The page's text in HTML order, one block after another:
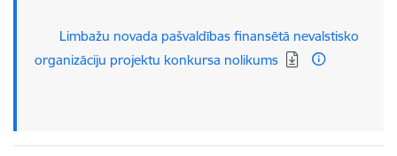
Lejupielādēt:
Limbažu novada pašvaldības finansētā nevalstisko
organizāciju projektu konkursa nolikums